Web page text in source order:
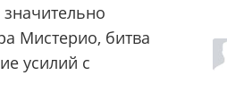
Мистерио, битва
усилий с